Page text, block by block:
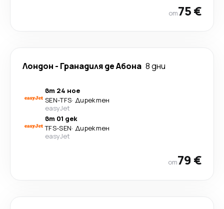
от75 €
Лондон - Гранадиля де Абона 8 дни
вт 24 ное
SEN-TFS· Директен
easyJet
вт 01 дек
TFS-SEN· Директен
easyJet
от79 €